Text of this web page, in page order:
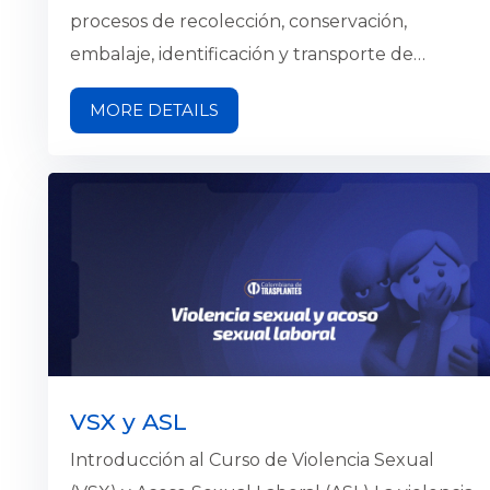
organización, incluyendo nuevos...
procesos de recolección, conservación,
embalaje, identificación y transporte de
muestras biológicas, garantizando la calidad,
integridad y trazabilidad de las mismas
riesgo y normatividad vigente aplicable al
manejo y transporte de muestras para
diagnóstico.
MORE DETAILS
VSX y ASL
Introducción al Curso de Violencia Sexual